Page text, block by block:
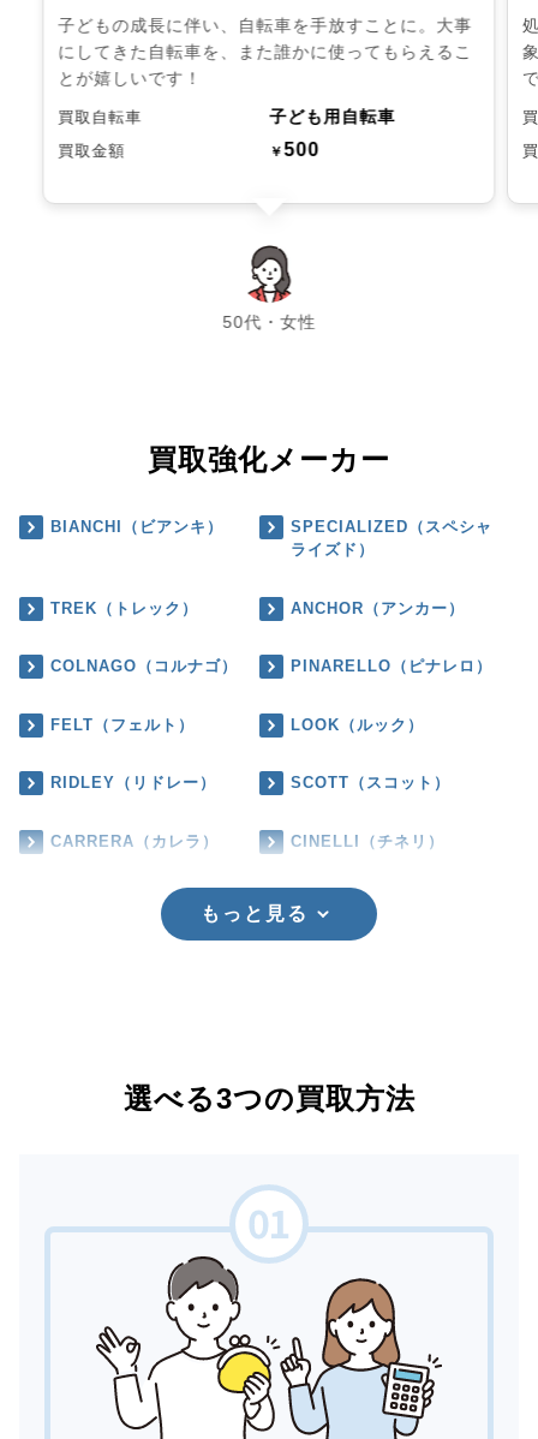
子どもの成長に伴い、自転車を手放すことに。大事
にしてきた自転車を、また誰かに使ってもらえるこ
とが嬉しいです！
買取自転車 子ども用自転車
買取金額 ￥500
50代・女性
chevron_left chevron_right
買取強化メーカー
BIANCHI（ビアンキ）
SPECIALIZED（スペシャ
ライズド）
TREK（トレック） ANCHOR（アンカー）
COLNAGO（コルナゴ） PINARELLO（ピナレロ）
FELT（フェルト） LOOK（ルック）
RIDLEY（リドレー） SCOTT（スコット）
CARRERA（カレラ） CINELLI（チネリ）
もっと見る
選べる3つの買取方法